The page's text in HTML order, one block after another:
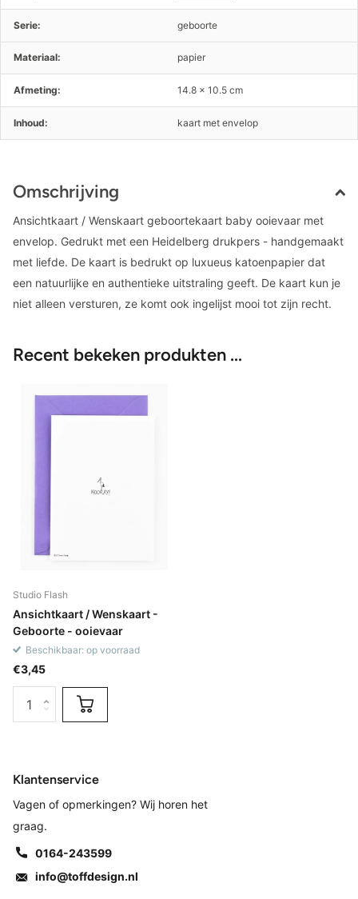
Serie: geboorte
Materiaal: papier
Afmeting: 14.8 x 10.5 cm
Inhoud: kaart met envelop
Omschrijving
Ansichtkaart / Wenskaart geboortekaart baby ooievaar met
envelop. Gedrukt met een Heidelberg drukpers - handgemaakt
met liefde. De kaart is bedrukt op luxueus katoenpapier dat
een natuurlijke en authentieke uitstraling geeft. De kaart kun je
niet alleen versturen, ze komt ook ingelijst mooi tot zijn recht.
Recent bekeken produkten ...
Studio Flash
Ansichtkaart / Wenskaart -
Geboorte - ooievaar
Beschikbaar: op voorraad
€3,45
Klantenservice
Vagen of opmerkingen? Wij horen het
graag.
0164-243599
info@toffdesign.nl